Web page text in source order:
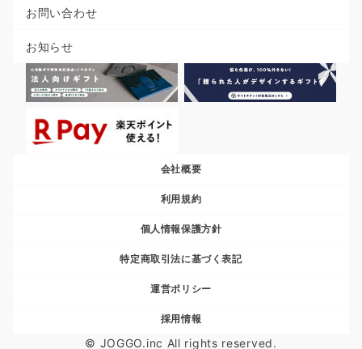
お問い合わせ
お知らせ
会社概要
利用規約
個人情報保護方針
特定商取引法に基づく表記
運営ポリシー
採用情報
© JOGGO.inc All rights reserved.